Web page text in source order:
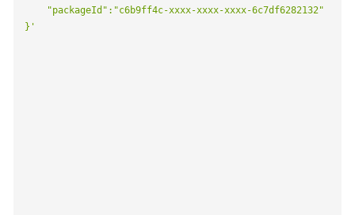
    "packageId":"c6b9ff4c-xxxx-xxxx-xxxx-6c7df6282132"
}'